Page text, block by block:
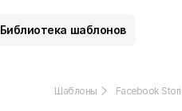
Библиотека шаблонов
Шаблоны Facebook